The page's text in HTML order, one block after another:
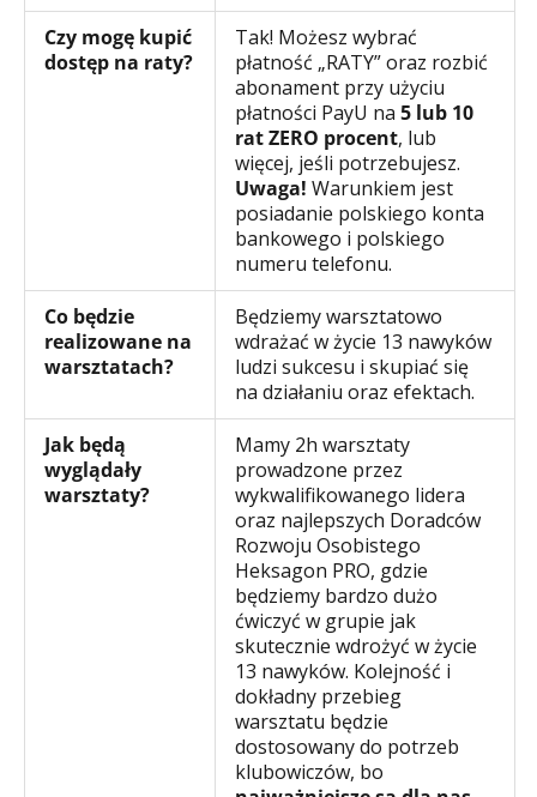
Czy mogę kupić
dostęp na raty?
Tak! Możesz wybrać
płatność „RATY” oraz rozbić
abonament przy użyciu
płatności PayU na 5 lub 10
rat ZERO procent, lub
więcej, jeśli potrzebujesz.
Uwaga! Warunkiem jest
posiadanie polskiego konta
bankowego i polskiego
numeru telefonu.
Co będzie
realizowane na
warsztatach?
Będziemy warsztatowo
wdrażać w życie 13 nawyków
ludzi sukcesu i skupiać się
na działaniu oraz efektach.
Jak będą
wyglądały
warsztaty?
Mamy 2h warsztaty
prowadzone przez
wykwalifikowanego lidera
oraz najlepszych Doradców
Rozwoju Osobistego
Heksagon PRO, gdzie
będziemy bardzo dużo
ćwiczyć w grupie jak
skutecznie wdrożyć w życie
13 nawyków. Kolejność i
dokładny przebieg
warsztatu będzie
dostosowany do potrzeb
klubowiczów, bo